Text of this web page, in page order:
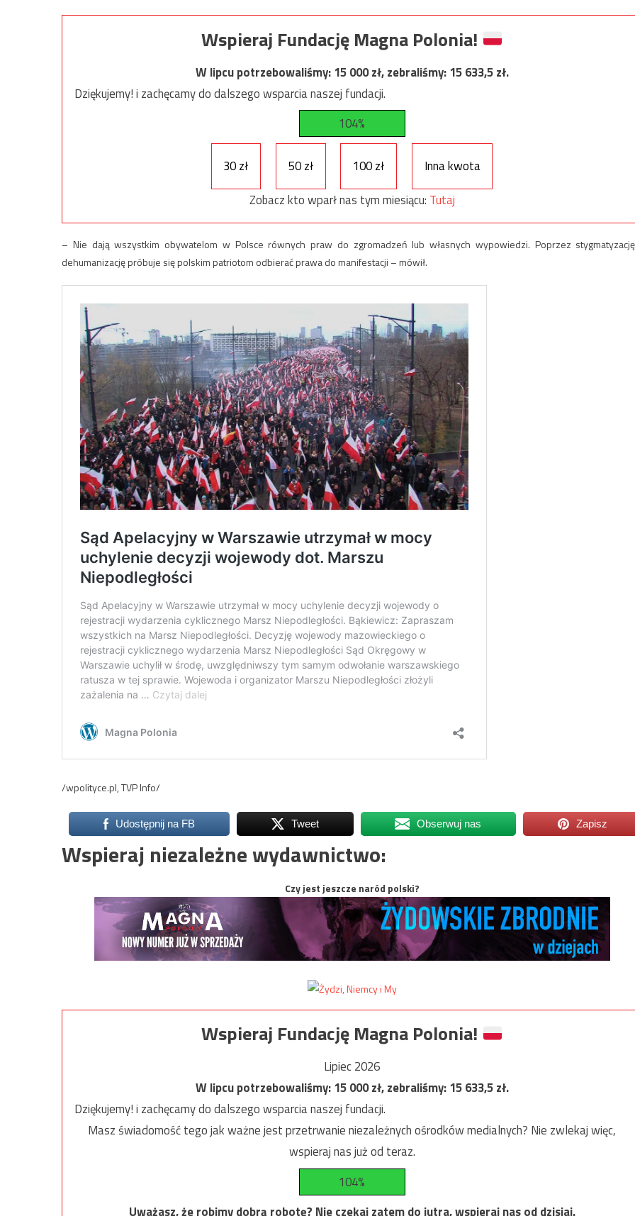
Wspieraj Fundację Magna Polonia!
W lipcu potrzebowaliśmy:15 000zł, zebraliśmy:15 633,5zł.
Dziękujemy! i zachęcamy do dalszego wsparcia naszej fundacji.
104%
30 zł 50 zł 100 zł
Inna kwota
Zobacz kto wparł nas tym miesiącu: Tutaj
– Nie dają wszystkim obywatelom w Polsce równych praw do zgromadzeń lub własnych wypowiedzi. Poprzez
dehumanizację próbuje się polskim patriotom odbierać prawa do manifestacji – mówił.
/wpolityce.pl, TVP Info/
Udostępnij na FB Tweet Obserwuj nas Zapisz
Wspieraj niezależne wydawnictwo:
Czy jest jeszcze naród polski?
Wspieraj Fundację Magna Polonia!
Lipiec 2026
W lipcu potrzebowaliśmy:15 000zł, zebraliśmy:15 633,5zł.
Dziękujemy! i zachęcamy do dalszego wsparcia naszej fundacji.
Masz świadomość tego jak ważne jest przetrwanie niezależnych ośrodków medialnych? Nie zwlekaj więc,
wspieraj nas już od teraz.
104%
Uważasz, że robimy dobrą robotę? Nie czekaj zatem do jutra, wspieraj nas od dzisiaj.